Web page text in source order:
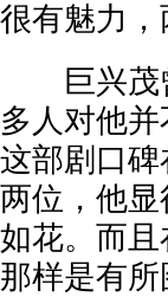
很有魅力，
巨兴茂曾
多人对他
这部剧口
两位，他
如花。而
那样是有